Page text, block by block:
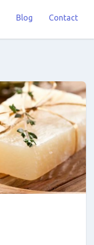
Blog Contact